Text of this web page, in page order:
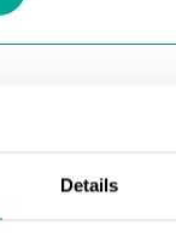
Details
间，保护下游设